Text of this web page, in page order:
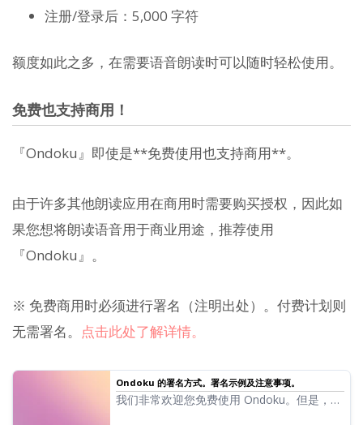
注册/登录后：5,000 字符
额度如此之多，在需要语音朗读时可以随时轻松使用。
免费也支持商用！
『Ondoku』即使是**免费使用也支持商用**。
由于许多其他朗读应用在商用时需要购买授权，因此如
果您想将朗读语音用于商业用途，推荐使用
『Ondoku』。
※ 免费商用时必须进行署名（注明出处）。付费计划则
无需署名。 点击此处了解详情。
Ondoku 的署名方式。署名示例及注意事项。
我们非常欢迎您免费使用 Ondoku。但是，免